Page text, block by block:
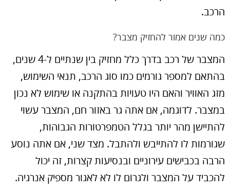
הרכב.
כמה שנים אמור להחזיק מצבר?
המצבר של רכב בדרך כלל מחזיק בין שנתיים ל-4 שנים,
בהתאם למספר גורמים כמו סוג הרכב, תנאי השימוש,
מזג האוויר והאם היו טעויות בהתקנה או שימוש לא נכון
במצבר. לדוגמה, אם אתה גר באזור חם, המצבר עשוי
להתיישן מהר יותר בגלל הטמפרטורות הגבוהות,
שגורמות לו להתייבש ולהתבל. מצד שני, אם אתה נוסע
הרבה בכבישים עירוניים ובנסיעות קצרות, זה יכול
להכביד על המצבר ולגרום לו לא לאגור מספיק אנרגיה.